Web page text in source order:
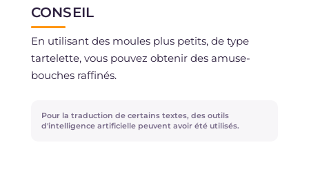
CONSEIL
En utilisant des moules plus petits, de type
tartelette, vous pouvez obtenir des amuse-
bouches raffinés.
Pour la traduction de certains textes, des outils
d'intelligence artificielle peuvent avoir été utilisés.